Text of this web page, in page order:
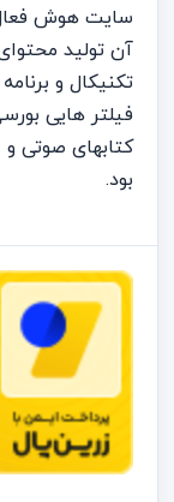
سایت هوش
آن تولید
تکنیکال و
فیلتر هایی
کتابهای صوتی
بود.